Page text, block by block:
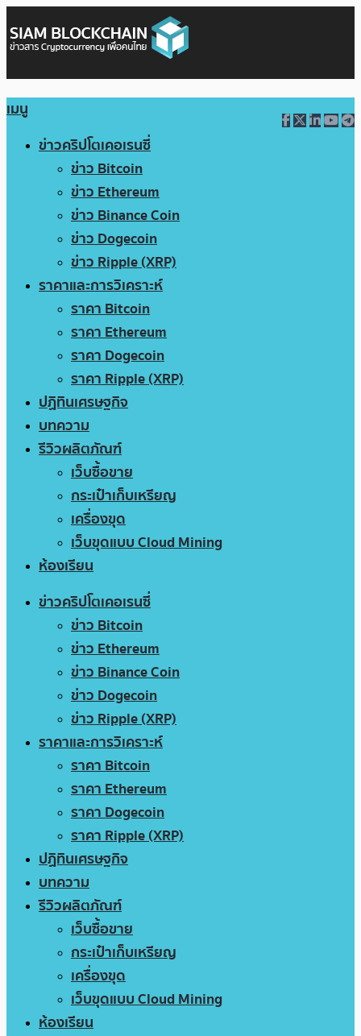
เมนู
ข่าวคริปโตเคอเรนซี่
ข่าว Bitcoin
ข่าว Ethereum
ข่าว Binance Coin
ข่าว Dogecoin
ข่าว Ripple (XRP)
ราคาและการวิเคราะห์
ราคา Bitcoin
ราคา Ethereum
ราคา Dogecoin
ราคา Ripple (XRP)
ปฏิทินเศรษฐกิจ
บทความ
รีวิวผลิตภัณฑ์
เว็บซื้อขาย
กระเป๋าเก็บเหรียญ
เครื่องขุด
เว็บขุดแบบ Cloud Mining
ห้องเรียน
ข่าวคริปโตเคอเรนซี่
ข่าว Bitcoin
ข่าว Ethereum
ข่าว Binance Coin
ข่าว Dogecoin
ข่าว Ripple (XRP)
ราคาและการวิเคราะห์
ราคา Bitcoin
ราคา Ethereum
ราคา Dogecoin
ราคา Ripple (XRP)
ปฏิทินเศรษฐกิจ
บทความ
รีวิวผลิตภัณฑ์
เว็บซื้อขาย
กระเป๋าเก็บเหรียญ
เครื่องขุด
เว็บขุดแบบ Cloud Mining
ห้องเรียน